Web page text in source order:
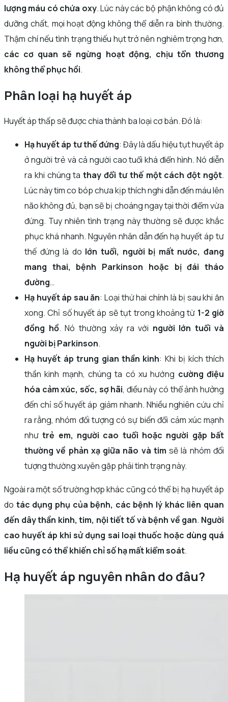
lượng máu có chứa oxy. Lúc này các bộ phận không có đủ
dưỡng chất, mọi hoạt động không thể diễn ra bình thường.
Thậm chí nếu tình trạng thiếu hụt trở nên nghiêm trọng hơn,
các cơ quan sẽ ngừng hoạt động, chịu tổn thương
không thể phục hồi.
Phân loại hạ huyết áp
Huyết áp thấp sẽ được chia thành ba loại cơ bản. Đó là:
Hạ huyết áp tư thế đứng: Đây là dấu hiệu tụt huyết áp
ở người trẻ và cả người cao tuổi khá điển hình. Nó diễn
ra khi chúng tathay đổi tư thế một cách đột ngột.
Lúc này tim co bóp chưa kịp thích nghi dẫn đến máu lên
não không đủ, bạn sẽ bị choáng ngay tại thời điểm vừa
đứng. Tuy nhiên tình trạng này thường sẽ được khắc
phục khá nhanh. Nguyên nhân dẫn đến hạ huyết áp tư
thế đứng là do lớn tuổi, người bị mất nước, đang
mang thai, bệnh Parkinson hoặc bị đái tháo
đường…
Hạ huyết áp sau ăn: Loại thứ hai chính là bị sau khi ăn
xong. Chỉ số huyết áp sẽ tụt trong khoảng từ 1-2 giờ
đồng hồ. Nó thường xảy ra với người lớn tuổi và
người bị Parkinson.
Hạ huyết áp trung gian thần kinh: Khi bị kích thích
thần kinh mạnh, chúng ta có xu hướng cường điệu
hóa cảm xúc, sốc, sợ hãi, điều này có thể ảnh hưởng
đến chỉ số huyết áp giảm nhanh. Nhiều nghiên cứu chỉ
ra rằng, nhóm đối tượng có sự biến đổi cảm xúc mạnh
nhưtrẻ em, người cao tuổi hoặc người gặp bất
thường về phản xạ giữa não và tim sẽ là nhóm đối
tượng thường xuyên gặp phải tình trạng này.
Ngoài ra một số trường hợp khác cũng có thể bị hạ huyết áp
do tác dụng phụ của bệnh, các bệnh lý khác liên quan
đến dây thần kinh, tim, nội tiết tố và bệnh về gan. Người
cao huyết áp khi sử dụng sai loại thuốc hoặc dùng quá
liều cũng có thể khiến chỉ số hạ mất kiểm soát.
Hạ huyết áp nguyên nhân do đâu?